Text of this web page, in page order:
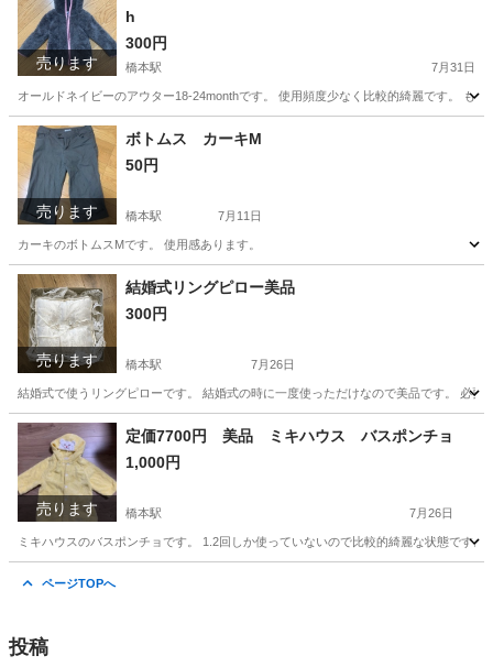
ポケットティッシュ
売ります
h
300円
橋本駅 7月31日
オールドネイビーのアウター18-24monthです。 使用頻度少なく比較的綺麗です。 も
神奈川 相模原市 子供用品
売ります
ボトムス カーキM
50円
橋本駅 7月11日
カーキのボトムスMです。 使用感あります。
神奈川 相模原市 橋本駅 ボトムス
売ります
結婚式リングピロー美品
300円
橋本駅 7月26日
結婚式で使うリングピローです。 結婚式の時に一度使っただけなので美品です。 必
神奈川 相模原市 橋本駅 小物 リングピロー
売ります
定価7700円 美品 ミキハウス バスポンチョ
1,000円
橋本駅 7月26日
ミキハウスのバスポンチョです。 1.2回しか使っていないので比較的綺麗な状態です
ページTOPへ
投稿